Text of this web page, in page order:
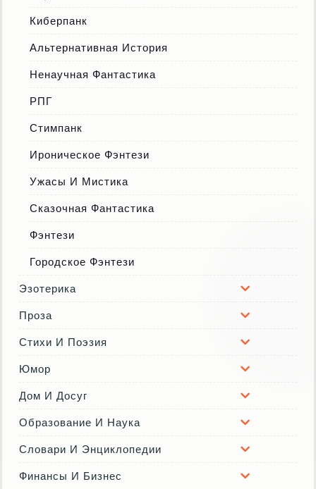
Киберпанк
Альтернативная История
Ненаучная Фантастика
РПГ
Стимпанк
Ироническое Фэнтези
Ужасы И Мистика
Сказочная Фантастика
Фэнтези
Городское Фэнтези
Эзотерика
Проза
Стихи И Поэзия
Юмор
Дом И Досуг
Образование И Наука
Словари И Энциклопедии
Финансы И Бизнес